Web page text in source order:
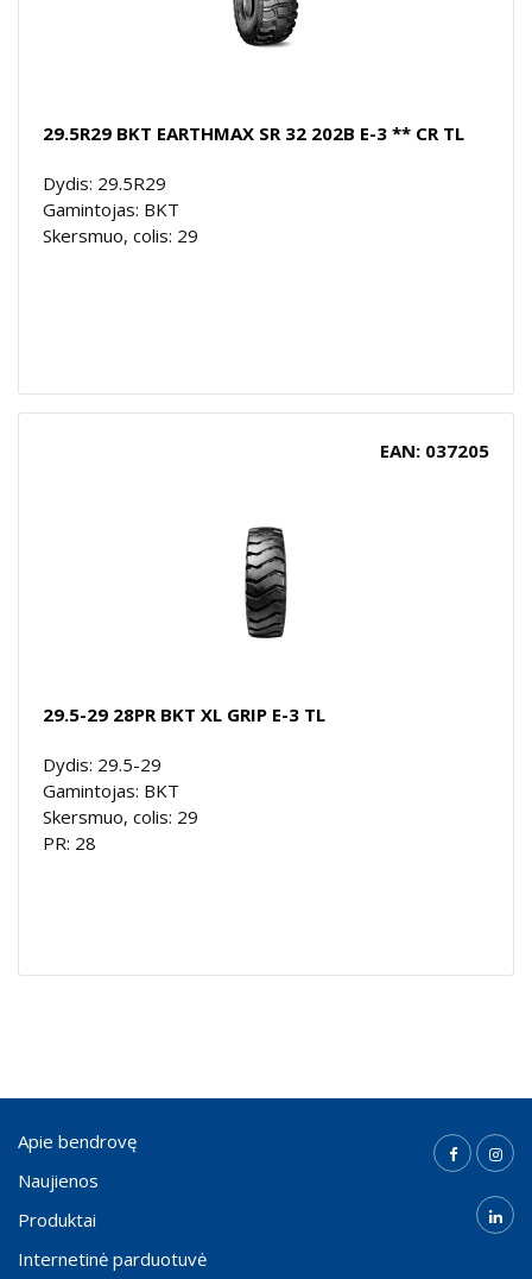
29.5R29 BKT EARTHMAX SR 32 202B E-3 ** CR TL
Dydis: 29.5R29
Gamintojas: BKT
Skersmuo, colis: 29
EAN: 037205
29.5-29 28PR BKT XL GRIP E-3 TL
Dydis: 29.5-29
Gamintojas: BKT
Skersmuo, colis: 29
PR: 28
Apie bendrovę
Naujienos
Produktai
Internetinė parduotuvė